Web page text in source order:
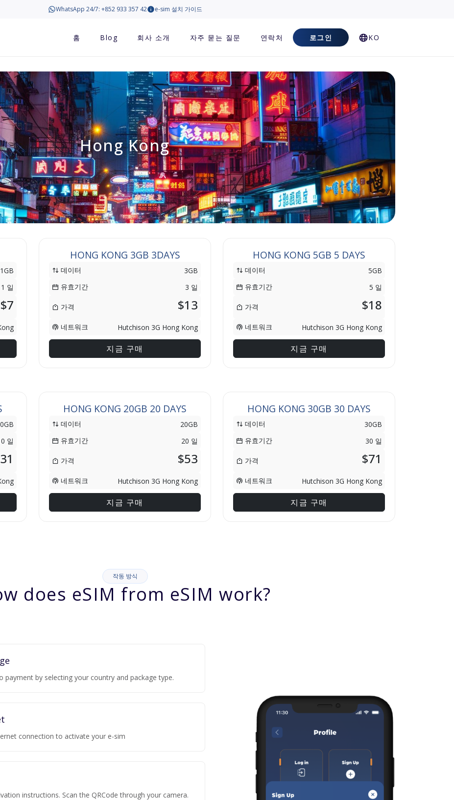
WhatsApp 24/7: +852 933 357 42 e-sim 설치 가이드
홈 Blog 회사 소개 자주 묻는 질문 연락처 로그인 KO
Hong Kong
1GB
1 일
$7
HONG KONG 3GB 3DAYS
데이터
3GB
유효기간
3 일
가격 $13
네트워크 Hutchison 3G Hong Kong
지금 구매
HONG KONG 5GB 5 DAYS
데이터
5GB
유효기간
5 일
가격 $18
네트워크 Hutchison 3G Hong Kong
지금 구매
일
HONG KONG 20GB 20 DAYS
데이터
20GB
유효기간
20 일
가격 $53
네트워크 Hutchison 3G Hong Kong
지금 구매
HONG KONG 30GB 30 DAYS
데이터
30GB
유효기간
30 일
가격 $71
네트워크 Hutchison 3G Hong Kong
지금 구매
작동 방식
does eSIM from eSIM work?
payment by selecting your country and package type.
connection to activate your e-sim
instructions. Scan the QRCode through your camera.